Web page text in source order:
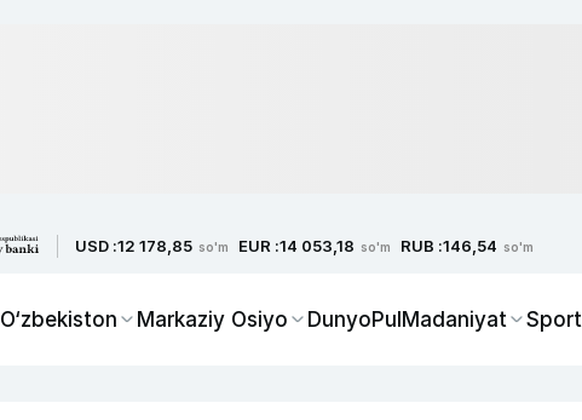
USD :12 178,85 so'm EUR :14 053,18 so'm RUB :146,54 so'm
O‘zbekiston Markaziy Osiyo DunyoPulMadaniyat Sport